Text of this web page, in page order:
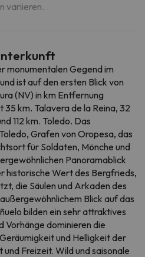
variieren.
monumentalen Gegend im
ist auf den ersten Blick von
(NV) in km Entfernung
km. Talavera de la Reina, 32
112 km. Toledo. Das
Grafen von Oropesa, das
für Soldaten, Mönche und
Panoramablick
historische Wert des Bergfrieds,
die Säulen und Arkaden des
Blick auf das
bilden ein sehr attraktives
Vorhänge dominieren die
und Helligkeit der
Freizeit. Wild und saisonale